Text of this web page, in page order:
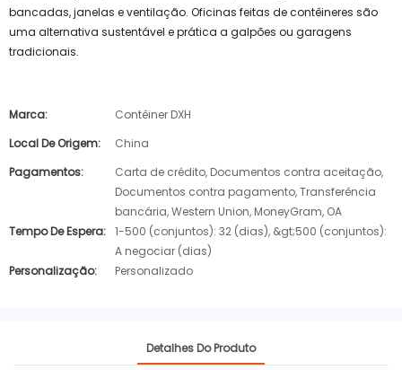
bancadas, janelas e ventilação. Oficinas feitas de contêineres são
uma alternativa sustentável e prática a galpões ou garagens
tradicionais.
Marca:
Contêiner DXH
Local De Origem:
China
Pagamentos:
Carta de crédito, Documentos contra aceitação,
Documentos contra pagamento, Transferência
bancária, Western Union, MoneyGram, OA
Tempo De Espera: 1-500 (conjuntos): 32 (dias), &gt;500 (conjuntos):
A negociar (dias)
Personalização:
Personalizado
Detalhes Do Produto